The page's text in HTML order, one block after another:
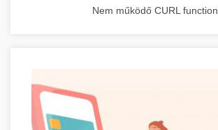
Nem működő CURL function.